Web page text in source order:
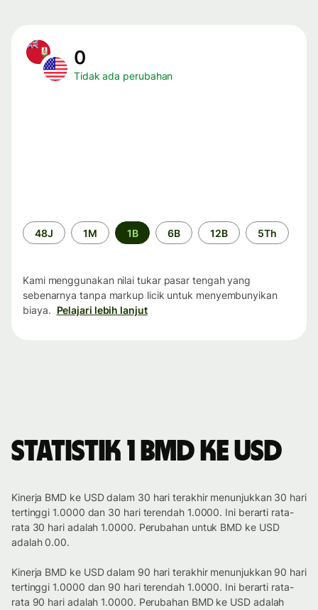
0
Tidak ada perubahan
Periode
waktu
48J 1M 1B 6B 12B 5Th
Kami menggunakan nilai tukar pasar tengah yang
sebenarnya tanpa markup licik untuk menyembunyikan
biaya. Pelajari lebih lanjut
Statistik 1 BMD ke USD
Kinerja BMD ke USD dalam 30 hari terakhir menunjukkan 30 hari
tertinggi 1.0000 dan 30 hari terendah 1.0000. Ini berarti rata-
rata 30 hari adalah 1.0000. Perubahan untuk BMD ke USD
adalah 0.00.
Kinerja BMD ke USD dalam 90 hari terakhir menunjukkan 90 hari
tertinggi 1.0000 dan 90 hari terendah 1.0000. Ini berarti rata-
rata 90 hari adalah 1.0000. Perubahan BMD ke USD adalah